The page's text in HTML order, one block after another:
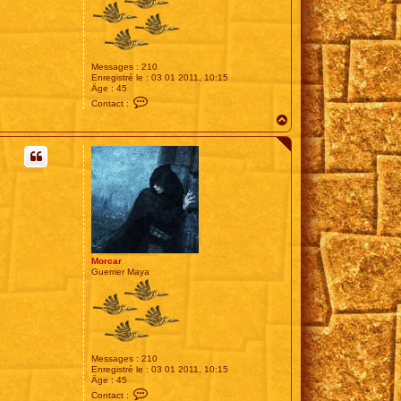
Messages : 210
Enregistré le : 03 01 2011, 10:15
Âge : 45
Contact :
t
c
t
e
r
c
a
r
a
u
Morcar
Guerrier Maya
Messages : 210
Enregistré le : 03 01 2011, 10:15
Âge : 45
Contact :